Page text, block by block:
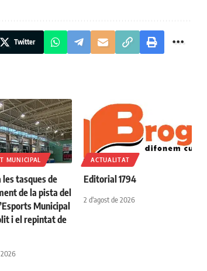
Twitter
MUNICIPAL
les tasques de
de la pista del
Municipal
i el repintat de
ACTUALITAT
Editorial 1794
2 d'agost de 2026